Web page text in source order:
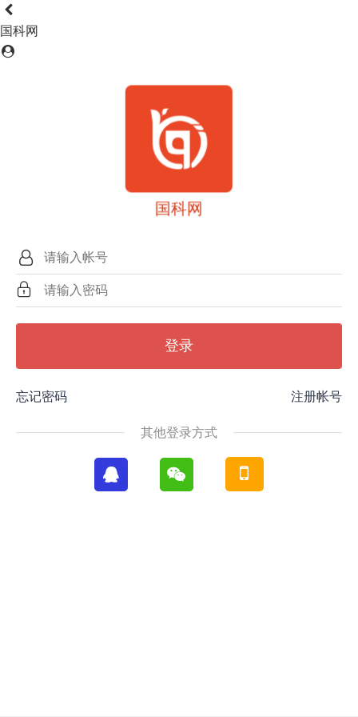
国科网
国科网
登录
忘记密码 注册帐号
其他登录方式